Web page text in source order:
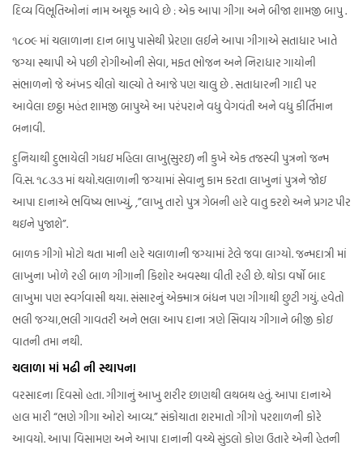
દિવ્ય વિભૂતિઓનાં નામ અચૂક આવે છે : એક આપા ગીગા અને બીજા શામજી બાપુ .
૧૮૦૯ માં ચલાળાના દાન બાપુ પાસેથી પ્રેરણા લઈને આપા ગીગાએ સતાધાર ખાતે
જગ્યા સ્થાપી એ પછી રોગીઓની સેવા, મફત ભોજન અને નિરાધાર ગાયોની
સંભાળનો જે અંખડ ચીલો ચાલ્યો તે આજે પણ ચાલુ છે . સતાધારની ગાદી પર
આવેલા છઠ્ઠા મહંત શામજી બાપુએ આ પરંપરાને વધુ વેગવંતી અને વધુ કીર્તિમાન
બનાવી.
દુનિયાથી દુભાયેલી ગધઇ મહિલા લાખુ(સુરઇ) ની કુખે એક તજસ્વી પુત્રનો જન્મ
વિ.સ. ૧૮૩૩ માં થયો.ચલાળાની જગ્યામાં સેવાનુ કામ કરતા લાખુનાં પુત્રને જોઇ
આપા દાનાએ ભવિષ્ય ભાખ્યું, ,”લાખુ તારો પુત્ર ગેબની હારે વાતુ કરશે અને પ્રગટ પીર
થઇને પુજાશે”.
બાળક ગીગો મોટો થતા માની હારે ચલાળાની જગ્યામાં ટેલે જવા લાગ્યો. જન્મદાત્રી માં
લાખુના ખોળે રહી બાળ ગીગાની કિશોર અવસ્થા વીતી રહી છે. થોડા વર્ષો બાદ
લાખુમા પણ સ્વર્ગવાસી થયા. સંસારનું એક્માત્ર બંધન પણ ગીગાથી છુટી ગયું. હવેતો
ભલી જગ્યા,ભલી ગાવતરી અને ભલા આપ દાના ત્રણે સિવાય ગીગાને બીજી કોઇ
વાતની તમા નથી.
ચલાળા માં મઢી ની સ્થાપના
વરસાદના દિવસો હતા. ગીગાનું આખુ શરીર છાણથી લથબથ હતું. આપા દાનાએ
હાલ મારી “ભણે ગીગા ઓરો આવ્ય.” સંકોચાતા શરમાતો ગીગો પરશાળની કોરે
આવયો. આપા વિસામણ અને આપા દાનાની વચ્ચે સુંડલો કોણ ઉતારે એની હેતની